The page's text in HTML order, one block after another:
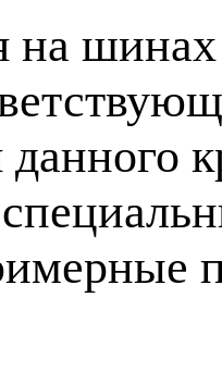
на шинах
данного